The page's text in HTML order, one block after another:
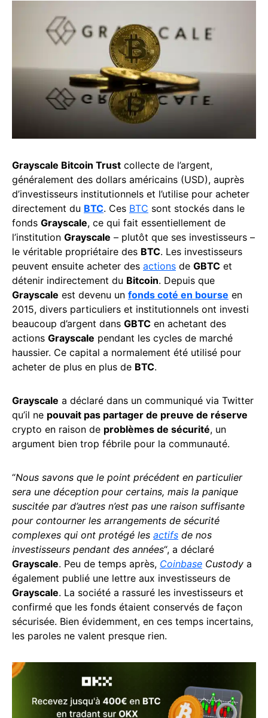
Grayscale Bitcoin Trust collecte de l’argent,
généralement des dollars américains (USD), auprès
d’investisseurs institutionnels et l’utilise pour acheter
directement du BTC. Ces BTC sont stockés dans le
fonds Grayscale, ce qui fait essentiellement de
l’institution Grayscale – plutôt que ses investisseurs –
le véritable propriétaire des BTC. Les investisseurs
peuvent ensuite acheter des actions de GBTC et
détenir indirectement du Bitcoin. Depuis que
Grayscale est devenu un fonds coté en bourse en
2015, divers particuliers et institutionnels ont investi
beaucoup d’argent dans GBTC en achetant des
actions Grayscale pendant les cycles de marché
haussier. Ce capital a normalement été utilisé pour
acheter de plus en plus de BTC.
Grayscale a déclaré dans un communiqué via Twitter
qu’il ne pouvait pas partager de preuve de réserve
crypto en raison de problèmes de sécurité, un
argument bien trop fébrile pour la communauté.
“Nous savons que le point précédent en particulier
sera une déception pour certains, mais la panique
suscitée par d’autres n’est pas une raison suffisante
pour contourner les arrangements de sécurité
complexes qui ont protégé les actifs de nos
investisseurs pendant des années“, a déclaré
Grayscale. Peu de temps après, Coinbase Custody a
également publié une lettre aux investisseurs de
Grayscale. La société a rassuré les investisseurs et
confirmé que les fonds étaient conservés de façon
sécurisée. Bien évidemment, en ces temps incertains,
les paroles ne valent presque rien.